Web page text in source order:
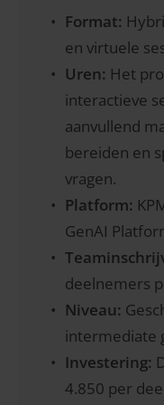
Format:
en virtuele
Uren: Het
interactieve
aanvullend
bereiden en
vragen.
Platform:
GenAI
deelnemers
Niveau:
intermediate
Investering:
4.850 per